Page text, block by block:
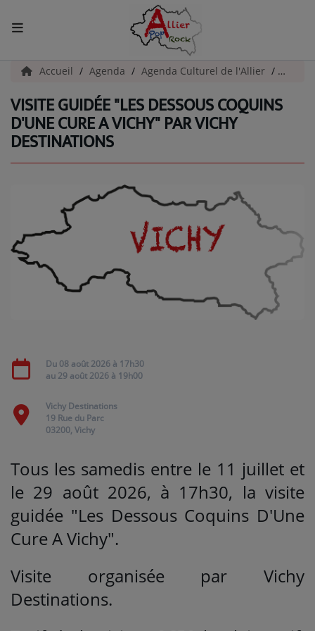
ACCUEIL
Actualités
INFOS - ALLIER
INFOS POP ROCK
La Radio
EMISSIONS
PODCASTS
Agenda
Titres diffusés
Se connecter
Accueil Agenda Agenda Culturel de l'Allier Visite
VISITE GUIDÉE "LES DESSOUS COQUINS
D'UNE CURE A VICHY" PAR VICHY
DESTINATIONS
Du 08 août 2026 à 17h30
au 29 août 2026 à 19h00
Vichy Destinations
19 Rue du Parc
03200, Vichy
Tous les samedis entre le 11 juillet et
le 29 août 2026, à 17h30, lavisite
guidée "Les Dessous Coquins D'Une
Cure A Vichy".
Visite organisée par Vichy
Destinations.